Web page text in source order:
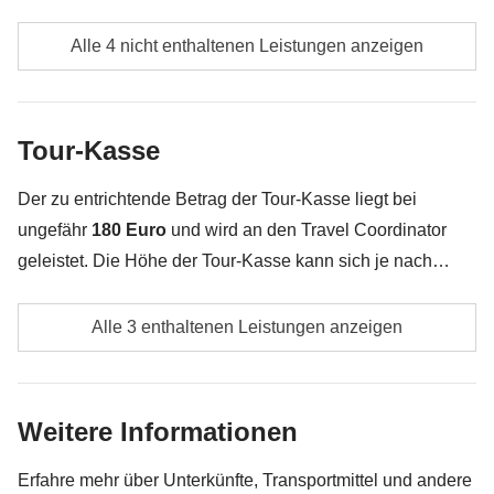
Inbegriffen: Übernachtung mit Frühstück, Minivan mit Fahrer
Nicht enthalten:weitere Mahlzeiten und Getränke
Verpflegung, wenn nicht ausdrücklich angegeben
unterbringen kannst :)
Alles, was nicht unter „Was ist inbegriffen“ erwähnt
Alle 4 nicht enthaltenen Leistungen anzeigen
Tour-Kasse
Der zu entrichtende Betrag der Tour-Kasse liegt bei
ungefähr 180 Euro und wird an den Travel Coordinator
geleistet. Die Höhe der Tour-Kasse kann sich je nach
unternimmt, ändern. Das restliche Geld wird den
Teilnehmern am Ende der Reise zurückerstattet. Und
keine Sorge, unsere Travel Coordinator versuchen immer
Trinkgeld für alle Dienstleister vor Ort, die unsere
Reise einzigartig machen. In diesem Land gehört das
Trinkgeld zum guten Ton und ist ein fester Bestandteil
verantwortungsbewusste Reisende möchten dieser
Kultur nachkommen und alle Dienstleister
Alle 3 enthaltenen Leistungen anzeigen
Weitere Informationen
Erfahre mehr über Unterkünfte, Transportmittel und andere